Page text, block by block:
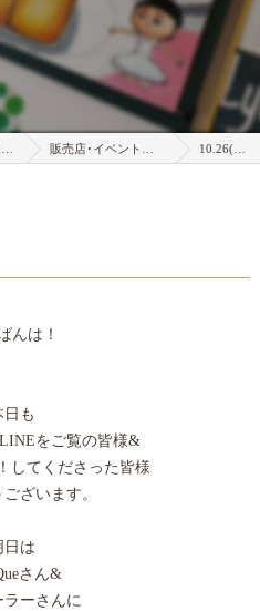
販売店･イベント情報 10.26(木)
んは！
日も
をご覧の皆様&
してくださった皆様
ざいます。
日は
さん&
ラーさんに